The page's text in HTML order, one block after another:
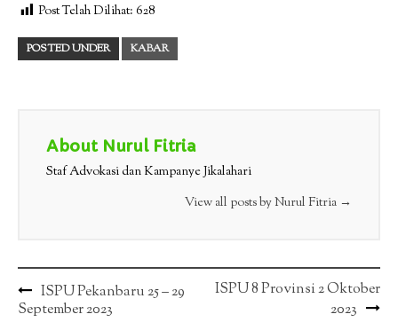
Post Telah Dilihat: 628
POSTED UNDER KABAR
About Nurul Fitria
Staf Advokasi dan Kampanye Jikalahari
View all posts by Nurul Fitria →
Post
navigation
ISPU Pekanbaru 25 – 29
September 2023
ISPU 8 Provinsi 2 Oktober
2023